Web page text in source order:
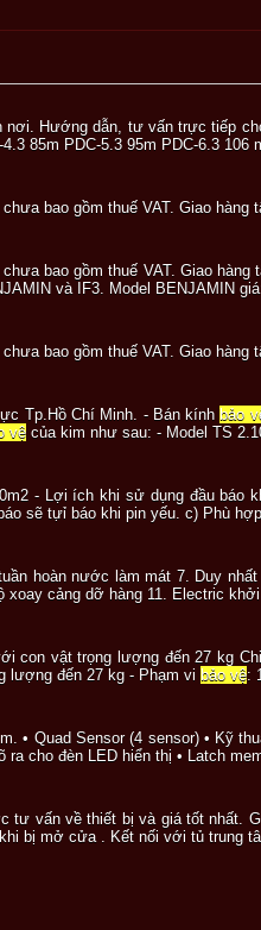
nơi. Hướng dẫn, tư vấn trực tiếp
85m PDC-5.3 95m PDC-6.3 106
bao gồm thuế VAT. Giao
bao gồm thuế VAT. Giao
và IF3. Model BENJAMIN
bao gồm thuế VAT. Giao
Tp.Hồ Chí Minh. - Bán kínhbảo
vệ của kim như sau: - Model TS
- Lợi ích khi sử dụng đầu báo
sẽ tựỉ báo khi pin yếu. c) Phù
hoàn nước làm mát 7. Duy
cảng dỡ hàng 11. Electric
con vật trọng lượng đến 27 kg
lượng đến 27 kg - Phạm vi bảo vệ:
• Quad Sensor (4 sensor) • Kỹ
ra cho đèn LED hiển thị • Latch
tư vấn về thiết bị và giá tốt
bị mở cửa . Kết nối với tủ trung